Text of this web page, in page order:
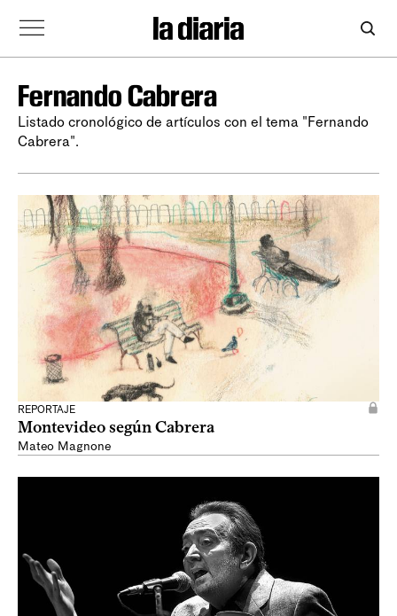
Fernando Cabrera
Listado cronológico de artículos con el tema "Fernando
Cabrera".
REPORTAJE
Montevideo según Cabrera
Mateo Magnone